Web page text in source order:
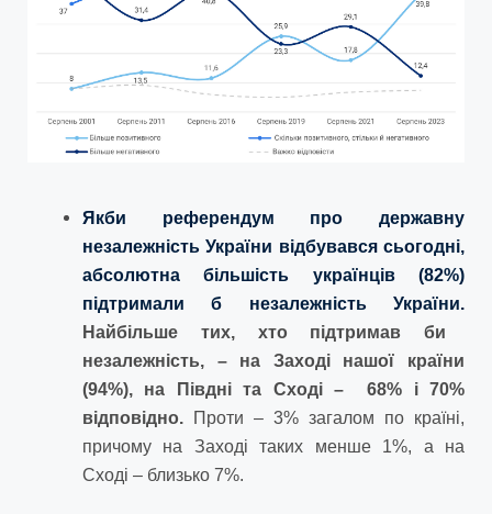
Якби референдум про державну
незалежність України відбувався сьогодні,
абсолютна більшість українців (82%)
підтримали б незалежність України.
Найбільше тих, хто підтримав би
незалежність, – на Заході нашої країни
(94%), на Півдні та Сході – 68% і 70%
відповідно.
Проти – 3% загалом по країні,
причому на Заході таких менше 1%, а на
Сході – близько 7%.